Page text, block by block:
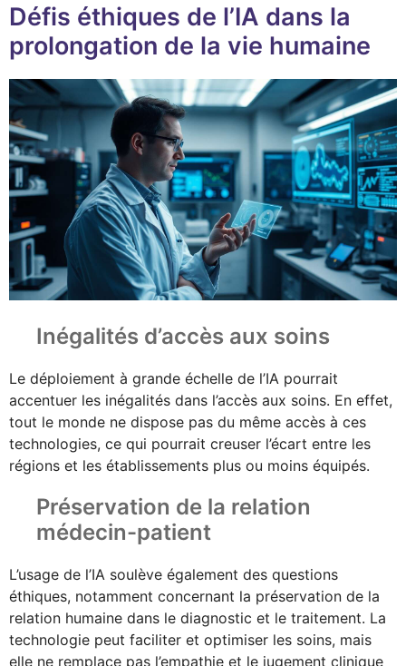
Défis éthiques de l’IA dans la
prolongation de la vie humaine
Inégalités d’accès aux soins
Le déploiement à grande échelle de l’IA pourrait
accentuer les inégalités dans l’accès aux soins. En effet,
tout le monde ne dispose pas du même accès à ces
technologies, ce qui pourrait creuser l’écart entre les
régions et les établissements plus ou moins équipés.
Préservation de la relation
médecin-patient
L’usage de l’IA soulève également des questions
éthiques, notamment concernant la préservation de la
relation humaine dans le diagnostic et le traitement. La
technologie peut faciliter et optimiser les soins, mais
elle ne remplace pas l’empathie et le jugement clinique